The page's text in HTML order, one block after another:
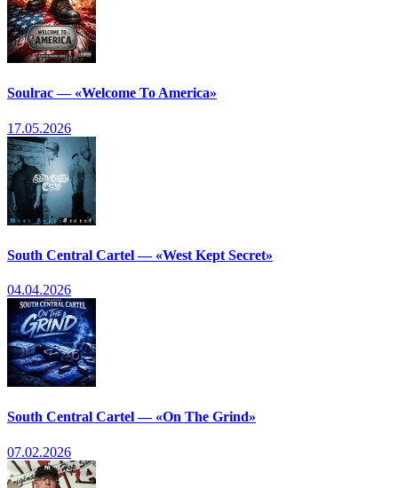
Soulrac — «Welcome To America»
17.05.2026
South Central Cartel — «West Kept Secret»
04.04.2026
South Central Cartel — «On The Grind»
07.02.2026